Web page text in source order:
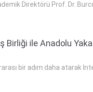
Direktörü Prof. Dr.
ile Anadolu
bir adım daha atarak